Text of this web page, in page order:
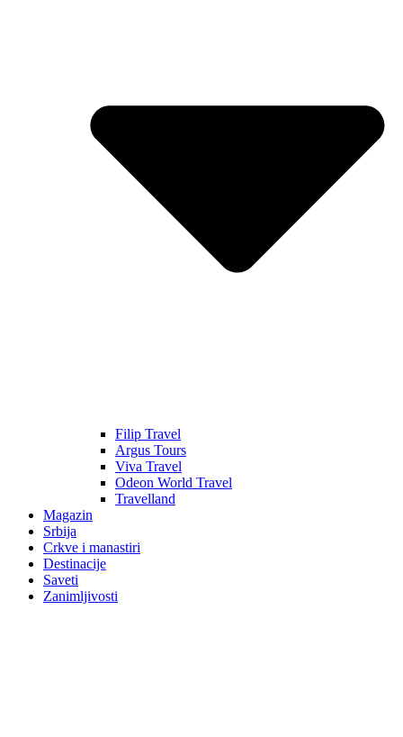
Filip Travel
Argus Tours
Viva Travel
Odeon World Travel
Travelland
Magazin
Srbija
Crkve i manastiri
Destinacije
Saveti
Zanimljivosti